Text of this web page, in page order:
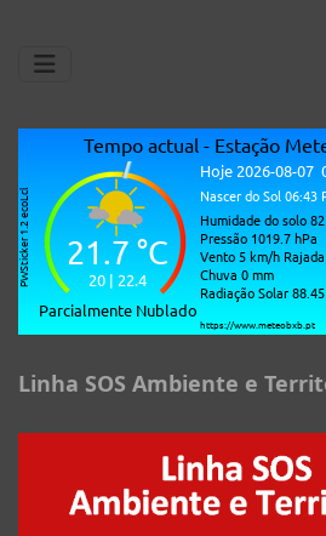
Linha SOS Ambiente e